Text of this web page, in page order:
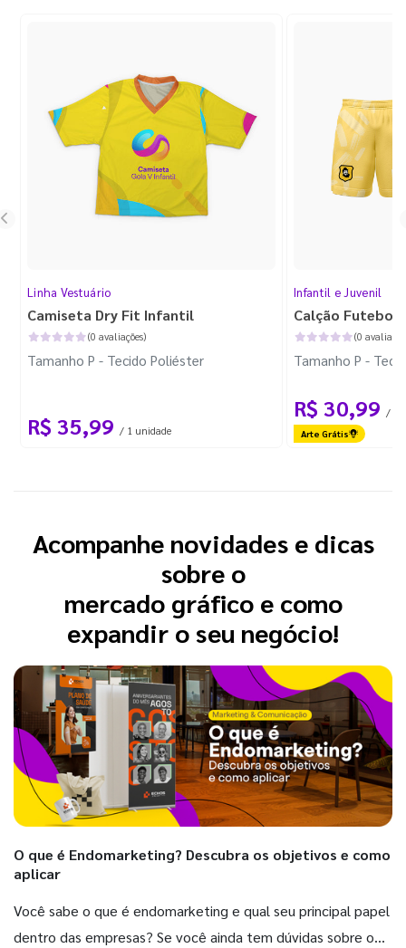
Linha Vestuário
Camiseta Dry Fit Infantil
(0 avaliações)
Tamanho P - Tecido Poliéster
R$ 35,99 / 1 unidade
Infantil e Juvenil
Calção Futebol
(0
Tamanho P -
R$ 30,99 / 1
Arte Grátis
Acompanhe novidades e dicas
sobre o
mercado gráfico e como
expandir o seu negócio!
O que é Endomarketing? Descubra os objetivos e como
aplicar
Você sabe o que é endomarketing e qual seu principal papel
dentro das empresas? Se você ainda tem dúvidas sobre o